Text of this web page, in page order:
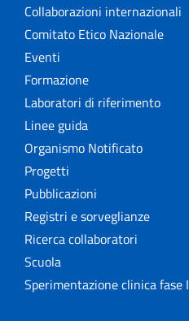
Collaborazioni internazionali
Comitato Etico Nazionale
Eventi
Formazione
Laboratori di riferimento
Linee guida
Organismo Notificato
Progetti
Pubblicazioni
Registri e sorveglianze
Ricerca collaboratori
Scuola
Sperimentazione clinica fase I